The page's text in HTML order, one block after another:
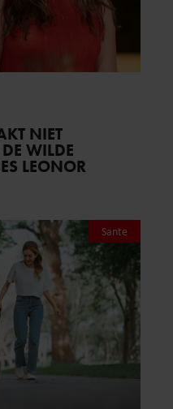
NIET
WILDE
LEONOR
Sante